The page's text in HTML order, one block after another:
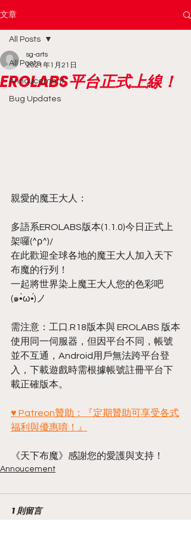
文章
All Posts
Annoucement
Bug Updates
All Posts
EROLABS平台正式上線！
sg-arts
2021年1月21日
親愛的魔王大人：
多語系EROLABS版本(1.1.0)今日正式上
架囉(^ρ^)/
在此歡迎全球各地的魔王大人加入天下
布魔的行列！
一起將世界染上魔王大人您的色彩吧
(๑•̀ω•́)ノ
需注意：工口.R18版本與 EROLABS 版本
使用同一伺服器，但因平台不同，帳號
並不互通，Android用戶無法跨平台登
入，下載遊戲時需根據帳號註冊平台下
載正確版本。
♥ Patreon贊助：『定期贊助可享受各式
福利與優惠唷！』
《天下布魔》感謝您的愛護與支持！
Annoucement
1 則留言